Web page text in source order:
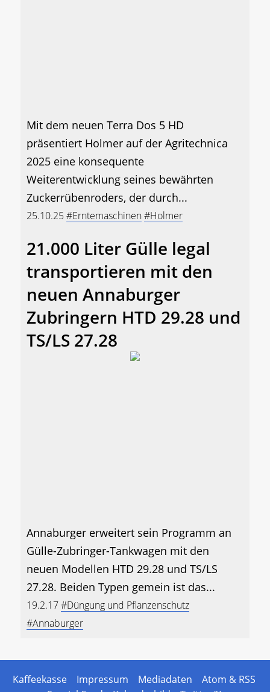
Mit dem neuen Terra Dos 5 HD
präsentiert Holmer auf der Agritechnica
2025 eine konsequente
Weiterentwicklung seines bewährten
Zuckerrübenroders, der durch...
25.10.25#Erntemaschinen#Holmer
21.000 Liter Gülle legal
transportieren mit den
neuen Annaburger
Zubringern HTD 29.28 und
TS/LS 27.28
Annaburger erweitert sein Programm an
Gülle-Zubringer-Tankwagen mit den
neuen Modellen HTD 29.28 und TS/LS
27.28. Beiden Typen gemein ist das...
19.2.17#Düngung und Pflanzenschutz
#Annaburger
Kaffeekasse Impressum Mediadaten
Atom & RSS